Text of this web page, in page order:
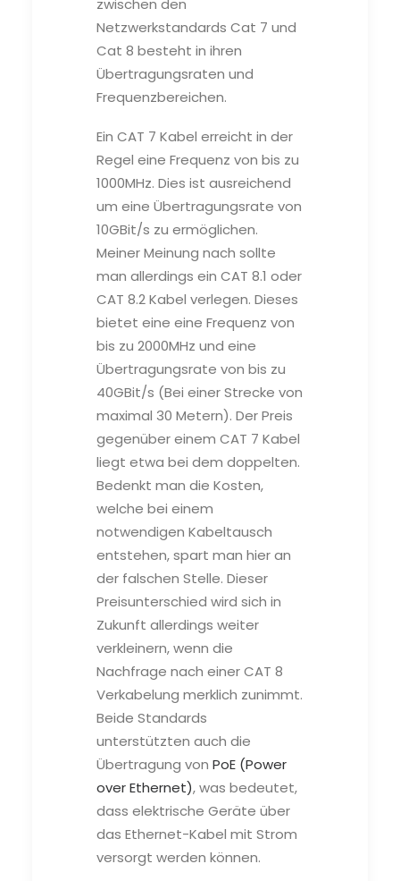
zwischen den
Netzwerkstandards Cat 7 und
Cat 8 besteht in ihren
Übertragungsraten und
Frequenzbereichen.
Ein CAT 7 Kabel erreicht in der
Regel eine Frequenz von bis zu
1000MHz. Dies ist ausreichend
um eine Übertragungsrate von
10GBit/s zu ermöglichen.
Meiner Meinung nach sollte
man allerdings ein CAT 8.1 oder
CAT 8.2 Kabel verlegen. Dieses
bietet eine eine Frequenz von
bis zu 2000MHz und eine
Übertragungsrate von bis zu
40GBit/s (Bei einer Strecke von
maximal 30 Metern). Der Preis
gegenüber einem CAT 7 Kabel
liegt etwa bei dem doppelten.
Bedenkt man die Kosten,
welche bei einem
notwendigen Kabeltausch
entstehen, spart man hier an
der falschen Stelle. Dieser
Preisunterschied wird sich in
Zukunft allerdings weiter
verkleinern, wenn die
Nachfrage nach einer CAT 8
Verkabelung merklich zunimmt.
Beide Standards
unterstützten auch die
Übertragung von PoE (Power
over Ethernet), was bedeutet,
dass elektrische Geräte über
das Ethernet-Kabel mit Strom
versorgt werden können.